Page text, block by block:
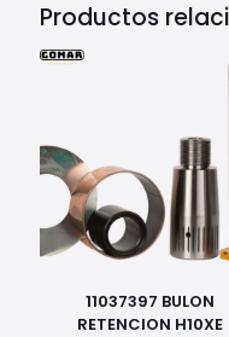
Productos
11037397 BULON
RETENCION H10XE